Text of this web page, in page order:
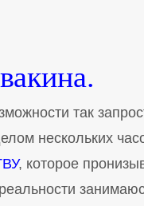
так
нескольких
, которое